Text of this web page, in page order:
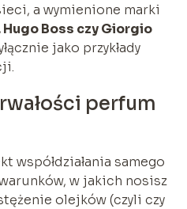
a wymienione marki
Boss czy Giorgio
jako przykłady
perfum
współdziałania samego
w jakich nosisz
olejków (czyli czy